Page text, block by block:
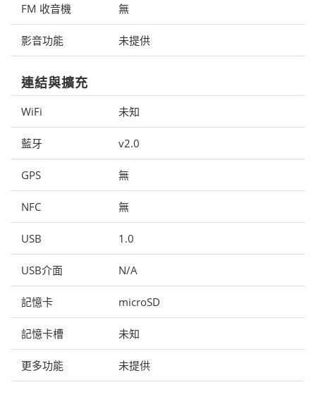
FM 收音機 無
影音功能 未提供
連結與擴充
WiFi 未知
藍牙 v2.0
GPS 無
NFC 無
USB 1.0
USB介面 N/A
記憶卡 microSD
記憶卡槽 未知
更多功能 未提供